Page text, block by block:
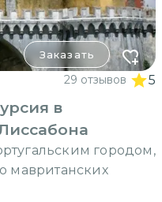
Заказать
29 отзывов 5
в
городом,
мавританских